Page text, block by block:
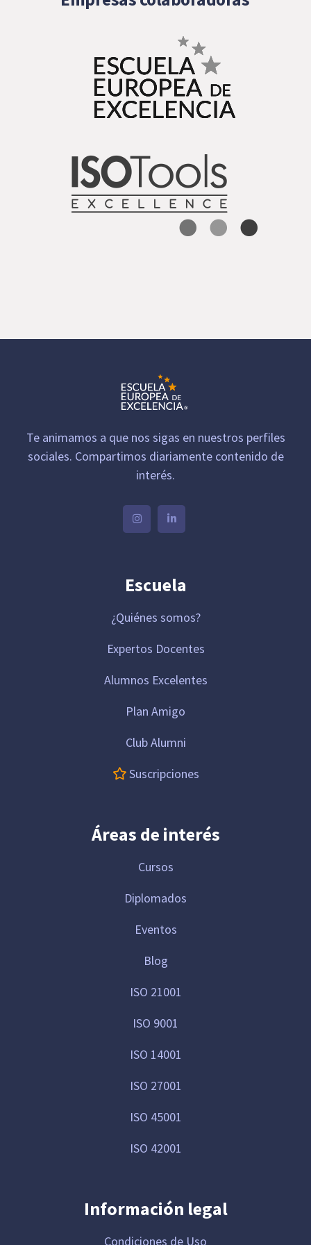
Te animamos a que nos sigas en nuestros perfiles
sociales. Compartimos diariamente contenido de
interés.
Escuela
¿Quiénes somos?
Expertos Docentes
Alumnos Excelentes
Plan Amigo
Club Alumni
Suscripciones
Áreas de interés
Cursos
Diplomados
Eventos
Blog
ISO 21001
ISO 9001
ISO 14001
ISO 27001
ISO 45001
ISO 42001
Información legal
Condiciones de Uso